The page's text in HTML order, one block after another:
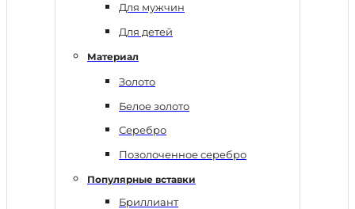
Для мужчин
Для детей
Материал
Золото
Белое золото
Серебро
Позолоченное серебро
Популярные вставки
Бриллиант